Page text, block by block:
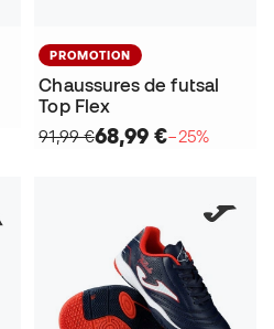
PROMOTION
Chaussures de futsal
Top Flex
91,99 €68,99 €−25%